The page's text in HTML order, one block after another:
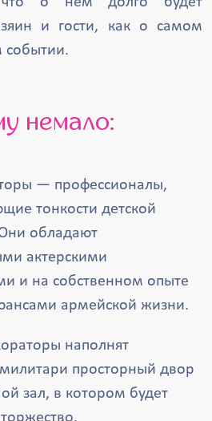
и гости, как о самом
немало:
— профессионалы,
тонкости детской
обладают
актерскими
и на собственном опыте
армейской жизни.
наполнят
просторный двор
зал, в котором будет